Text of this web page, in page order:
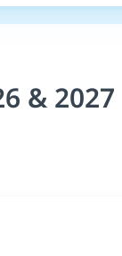
& 2027